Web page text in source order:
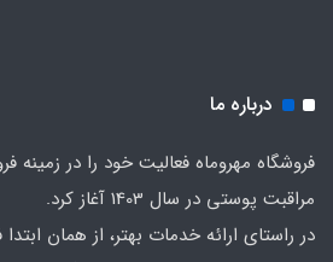
درباره ما
فروشگاه مهروماه فعالیت خود را در
مراقبت پوستی در سال 1403 آغاز کرد.
در راستای ارائه خدمات بهتر، از همان